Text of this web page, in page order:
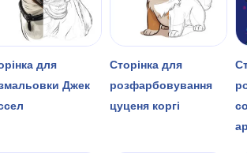
для
Джек
Сторінка для
розфарбовування
цуценя коргі